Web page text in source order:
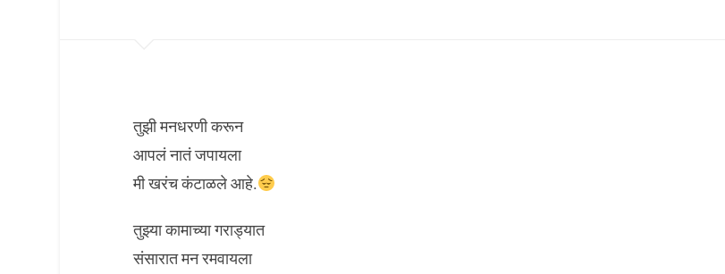
तुझी मनधरणी करून
आपलं नातं जपायला
मी खरंच कंटाळले आहे.
तुझ्या कामाच्या गराड्यात
संसारात मन रमवायला